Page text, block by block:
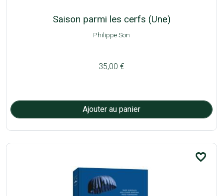
Saison parmi les cerfs (Une)
Philippe Son
35,00 €
favorite_border